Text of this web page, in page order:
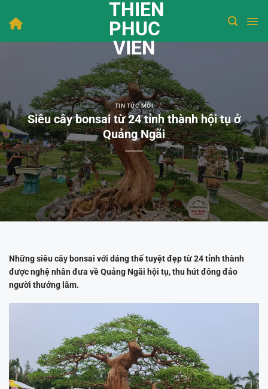
qua
THIEN
PHUC
VIEN
TIN TỨC MỚI
Siêu cây bonsai từ 24 tỉnh thành hội tụ ở
Quảng Ngãi
Những siêu cây bonsai với dáng thế tuyệt đẹp từ 24 tỉnh thành
được nghệ nhân đưa về Quảng Ngãi hội tụ, thu hút đông đảo
người thưởng lãm.